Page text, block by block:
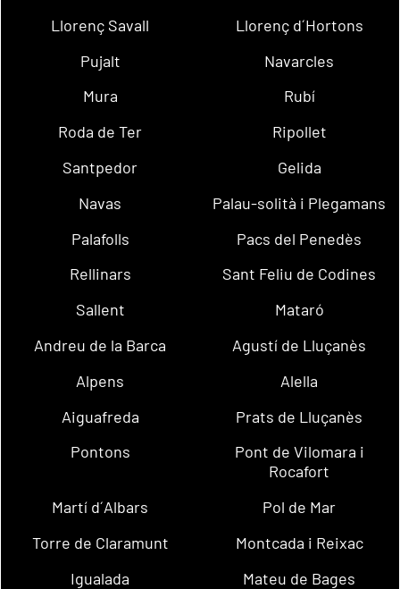
Llorenç Savall
Llorenç d´Hortons
Pujalt
Navarcles
Mura
Rubí
Roda de Ter
Ripollet
Santpedor
Gelida
Navas
Palau-solità i Plegamans
Palafolls
Pacs del Penedès
Rellinars
Sant Feliu de Codines
Sallent
Mataró
Andreu de la Barca
Agustí de Lluçanès
Alpens
Alella
Aiguafreda
Prats de Lluçanès
Pontons
Pont de Vilomara i
Rocafort
Martí d´Albars
Pol de Mar
Torre de Claramunt
Montcada i Reixac
Igualada
Mateu de Bages